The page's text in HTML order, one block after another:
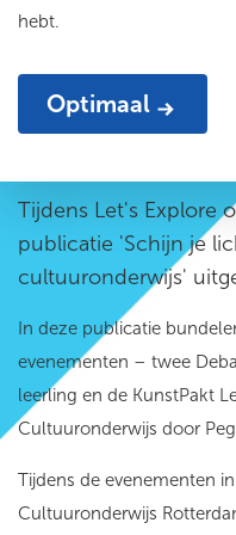
hebt.
Optimaal
Tijdens Let's Explore
publicatie 'Schijn je
cultuuronderwijs'
In deze publicatie
evenementen – twee
leerling en de KunstPakt
Cultuuronderwijs door
Tijdens de evenementen
Cultuuronderwijs